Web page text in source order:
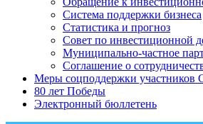
Система поддержки бизнеса
Статистика и прогноз
Совет по инвестиционной
Муниципально-частное
Соглашение о
Меры соцподдержки участников
80 лет Победы
Электронный бюллетень